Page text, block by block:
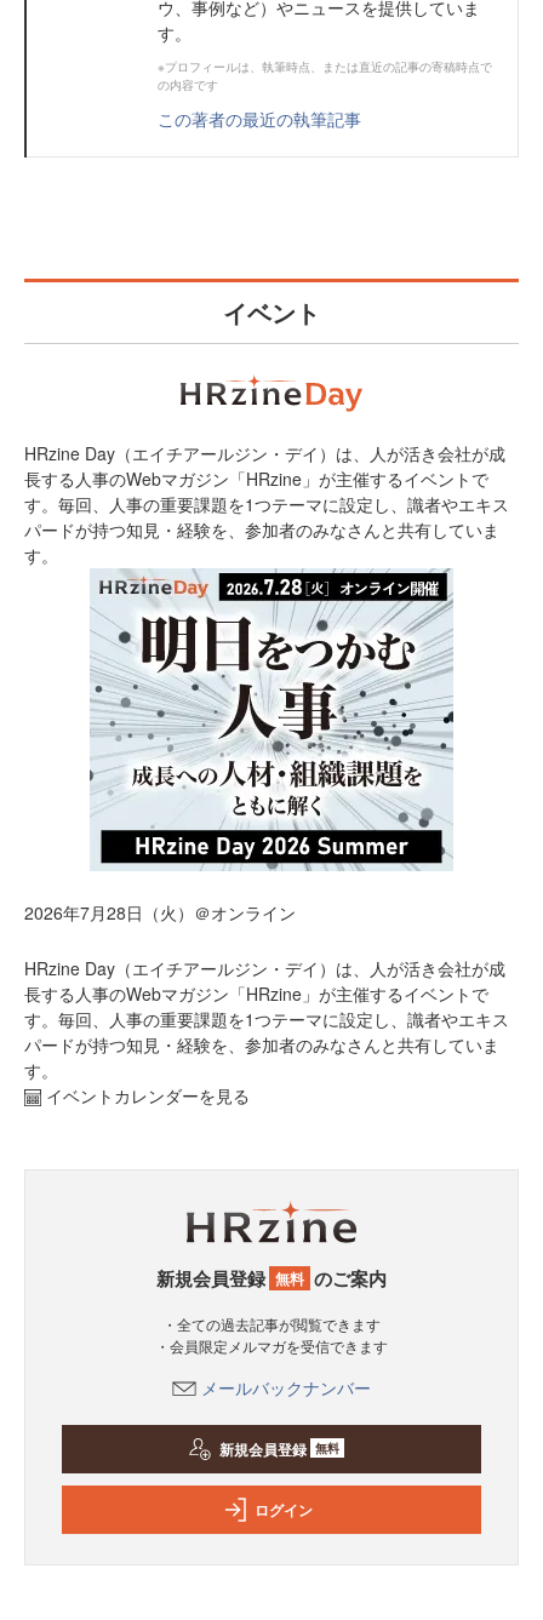
ウ、事例など）やニュースを提供していま
す。
※プロフィールは、執筆時点、または直近の記事の寄稿時点で
の内容です
この著者の最近の執筆記事
イベント
HRzine Day（エイチアールジン・デイ）は、人が活き会社が成
長する人事のWebマガジン「HRzine」が主催するイベントで
す。毎回、人事の重要課題を1つテーマに設定し、識者やエキス
パードが持つ知見・経験を、参加者のみなさんと共有していま
す。
2026年7月28日（火）＠オンライン
HRzine Day（エイチアールジン・デイ）は、人が活き会社が成
長する人事のWebマガジン「HRzine」が主催するイベントで
す。毎回、人事の重要課題を1つテーマに設定し、識者やエキス
パードが持つ知見・経験を、参加者のみなさんと共有していま
す。
イベントカレンダーを見る
新規会員登録 無料 のご案内
・全ての過去記事が閲覧できます
・会員限定メルマガを受信できます
メールバックナンバー
新規会員登録 無料
ログイン